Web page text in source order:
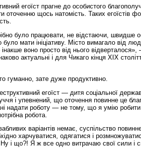
егоїст прагне до особистого
оточенню щось натомість. Таких егоїстів
було працювати, не відстаючи, швидше
було мати ініціативу. Місто вимагало від
воно просто від нього відверталося»,
актуальні і для Чикаго кінця XIX
гуманно, зате дуже продуктивно.
егоїст — дитя соціальної
і упевнений, що оточення повинне це
надати роботу — не тому, що я умію
робота.
варіантів немає, суспільство
харчуватися, одягатися і
Ну і що?! Я ж все одно витрачаю свої сили і